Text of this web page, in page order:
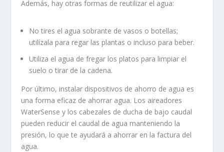
Además, hay otras formas de reutilizar el agua:
No tires el agua sobrante de vasos o botellas;
utilízala para regar las plantas o incluso para beber.
Utiliza el agua de fregar los platos para limpiar el
suelo o tirar de la cadena.
Por último, instalar dispositivos de ahorro de agua es
una forma eficaz de ahorrar agua. Los aireadores
WaterSense y los cabezales de ducha de bajo caudal
pueden reducir el caudal de agua manteniendo la
presión, lo que te ayudará a ahorrar en la factura del
agua.